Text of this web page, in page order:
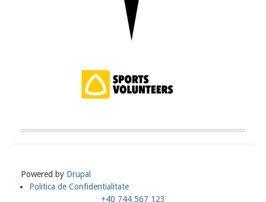
Powered by Drupal
Meniu
Politica de Confidentialitate
+40 744 567 123